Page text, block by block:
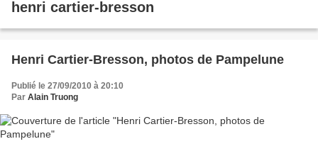
henri cartier-bresson
Henri Cartier-Bresson, photos de Pampelune
Publié le 27/09/2010 à 20:10
Par Alain Truong